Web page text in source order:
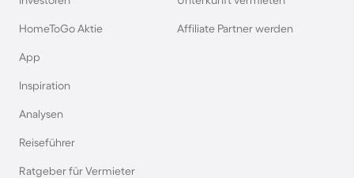
HomeToGo Aktie
App
Inspiration
Analysen
Reiseführer
Ratgeber für Vermieter
Affiliate Partner werden